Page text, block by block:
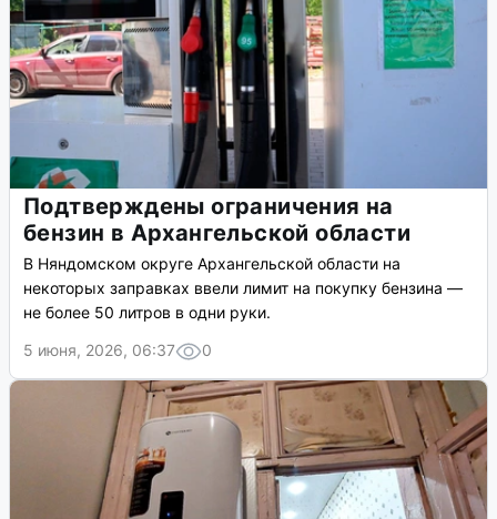
Подтверждены ограничения на
бензин в Архангельской области
В Няндомском округе Архангельской области на
некоторых заправках ввели лимит на покупку бензина —
не более 50 литров в одни руки.
5 июня, 2026, 06:37
0